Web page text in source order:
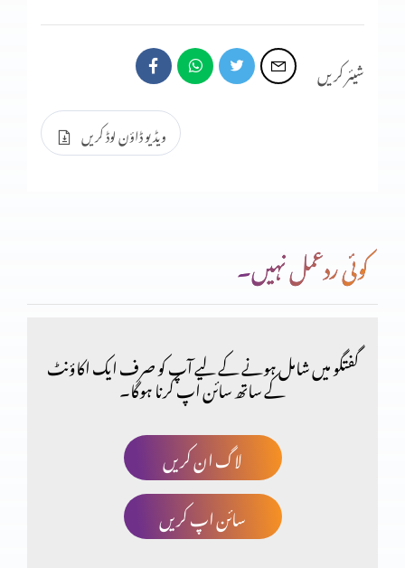
شیئر کریں
ویڈیو ڈاؤن لوڈ کریں
کوئی ردعمل نہیں۔
گفتگو میں شامل ہونے کے لیے آپ کو صرف ایک اکاؤنٹ
کے ساتھ سائن اپ کرنا ہوگا۔
لاگ ان کریں
سائن اپ کریں